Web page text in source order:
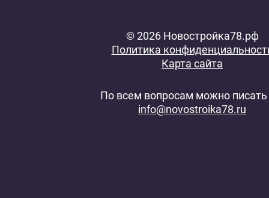
© 2026 Новостройка78.рф
Политика
Карта сайта
По всем вопросам можно писать
info@novostroika78.ru